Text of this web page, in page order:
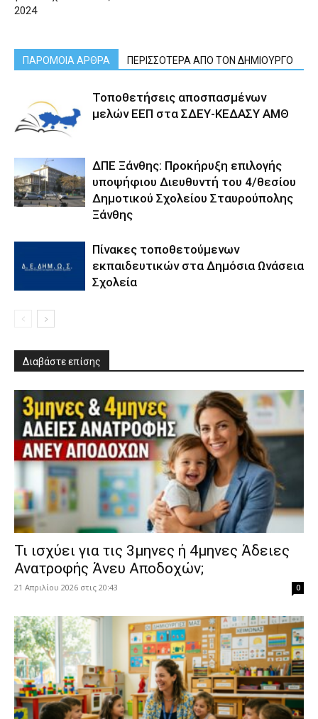
2024
ΠΑΡΟΜΟΙΑ ΑΡΘΡΑ ΠΕΡΙΣΣΟΤΕΡΑ ΑΠΟ ΤΟΝ ΔΗΜΙΟΥΡΓΟ
Τοποθετήσεις αποσπασμένων
μελών ΕΕΠ στα ΣΔΕΥ-ΚΕΔΑΣΥ ΑΜΘ
ΔΠΕ Ξάνθης: Προκήρυξη επιλογής
υποψήφιου Διευθυντή του 4/θεσίου
Δημοτικού Σχολείου Σταυρούπολης
Ξάνθης
Πίνακες τοποθετούμενων
εκπαιδευτικών στα Δημόσια Ωνάσεια
Σχολεία
Διαβάστε επίσης
​Τι ισχύει για τις 3μηνες ή 4μηνες Άδειες
Ανατροφής Άνευ Αποδοχών;
21 Απριλίου 2026 στις 20:43 0